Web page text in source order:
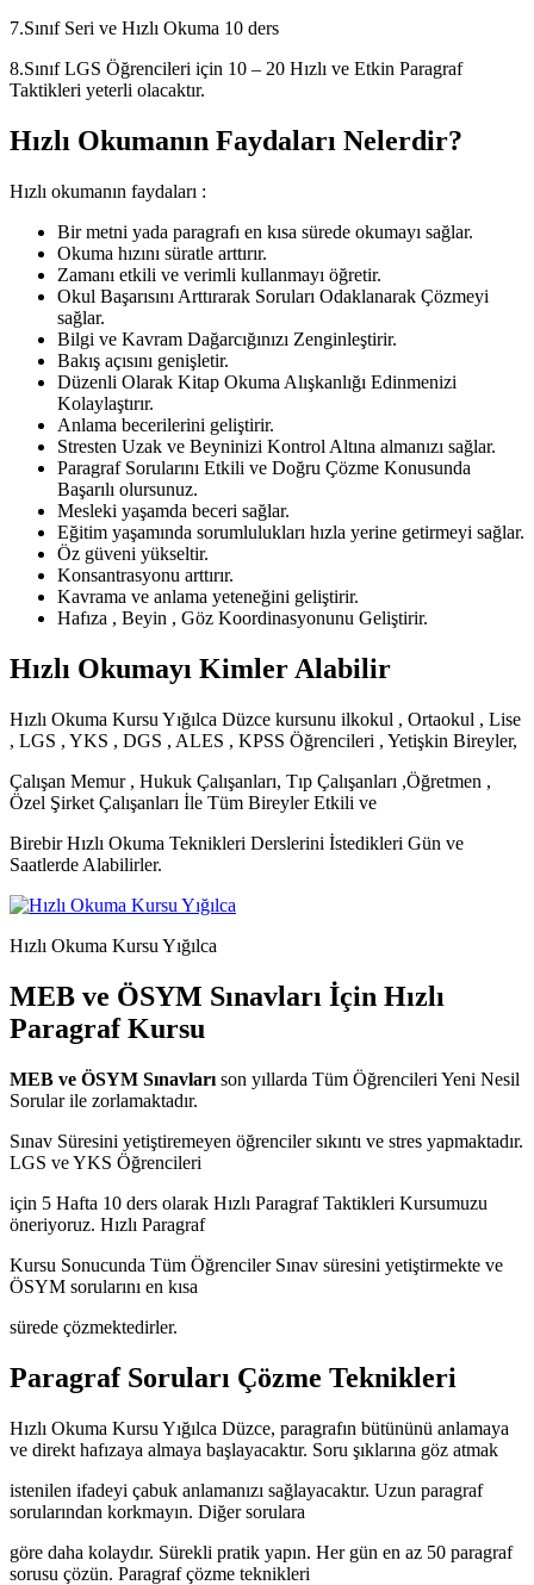
7.Sınıf Seri ve Hızlı Okuma 10 ders
8.Sınıf LGS Öğrencileri için 10 – 20 Hızlı ve Etkin Paragraf
Taktikleri yeterli olacaktır.
Hızlı Okumanın Faydaları Nelerdir?
Hızlı okumanın faydaları :
Bir metni yada paragrafı en kısa sürede okumayı sağlar.
Okuma hızını süratle arttırır.
Zamanı etkili ve verimli kullanmayı öğretir.
Okul Başarısını Arttırarak Soruları Odaklanarak Çözmeyi
sağlar.
Bilgi ve Kavram Dağarcığınızı Zenginleştirir.
Bakış açısını genişletir.
Düzenli Olarak Kitap Okuma Alışkanlığı Edinmenizi
Kolaylaştırır.
Anlama becerilerini geliştirir.
Stresten Uzak ve Beyninizi Kontrol Altına almanızı sağlar.
Paragraf Sorularını Etkili ve Doğru Çözme Konusunda
Başarılı olursunuz.
Mesleki yaşamda beceri sağlar.
Eğitim yaşamında sorumlulukları hızla yerine getirmeyi sağlar.
Öz güveni yükseltir.
Konsantrasyonu arttırır.
Kavrama ve anlama yeteneğini geliştirir.
Hafıza , Beyin , Göz Koordinasyonunu Geliştirir.
Hızlı Okumayı Kimler Alabilir
Hızlı Okuma Kursu Yığılca Düzce kursunu ilkokul , Ortaokul , Lise
, LGS , YKS , DGS , ALES , KPSS Öğrencileri , Yetişkin Bireyler,
Çalışan Memur , Hukuk Çalışanları, Tıp Çalışanları ,Öğretmen ,
Özel Şirket Çalışanları İle Tüm Bireyler Etkili ve
Birebir Hızlı Okuma Teknikleri Derslerini İstedikleri Gün ve
Saatlerde Alabilirler.
Hızlı Okuma Kursu Yığılca
MEB ve ÖSYM Sınavları İçin Hızlı
Paragraf Kursu
MEB ve ÖSYM Sınavları son yıllarda Tüm Öğrencileri Yeni Nesil
Sorular ile zorlamaktadır.
Sınav Süresini yetiştiremeyen öğrenciler sıkıntı ve stres yapmaktadır.
LGS ve YKS Öğrencileri
için 5 Hafta 10 ders olarak Hızlı Paragraf Taktikleri Kursumuzu
öneriyoruz. Hızlı Paragraf
Kursu Sonucunda Tüm Öğrenciler Sınav süresini yetiştirmekte ve
ÖSYM sorularını en kısa
sürede çözmektedirler.
Paragraf Soruları Çözme Teknikleri
Hızlı Okuma Kursu Yığılca Düzce, paragrafın bütününü anlamaya
ve direkt hafızaya almaya başlayacaktır. Soru şıklarına göz atmak
istenilen ifadeyi çabuk anlamanızı sağlayacaktır. Uzun paragraf
sorularından korkmayın. Diğer sorulara
göre daha kolaydır. Sürekli pratik yapın. Her gün en az 50 paragraf
sorusu çözün. Paragraf çözme teknikleri